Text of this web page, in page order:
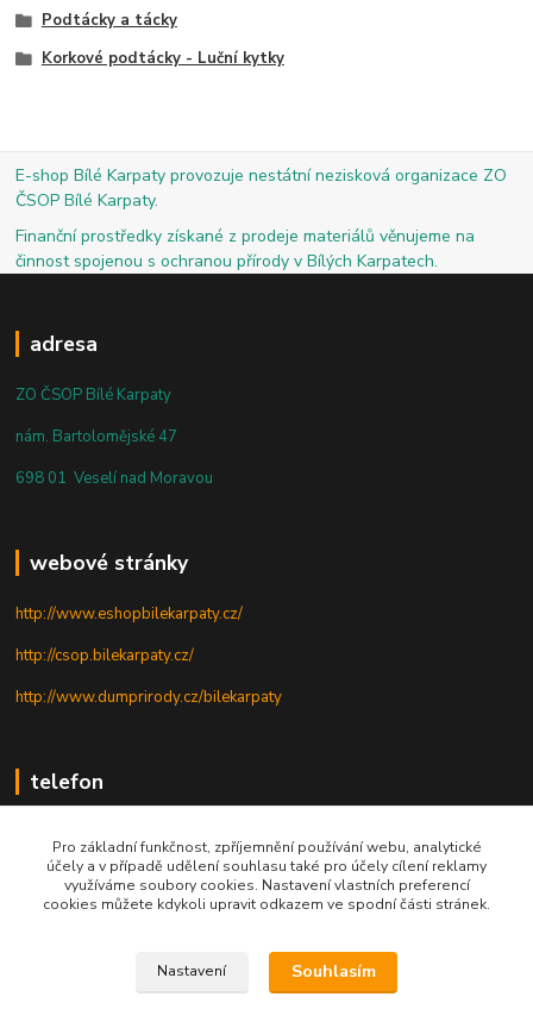
Podtácky a tácky
Korkové podtácky - Luční kytky
E-shop Bílé Karpaty provozuje nestátní nezisková organizace ZO
ČSOP Bílé Karpaty.
Finanční prostředky získané z prodeje materiálů věnujeme na
činnost spojenou s ochranou přírody v Bílých Karpatech.
adresa
ZO ČSOP Bílé Karpaty
nám. Bartolomějské 47
698 01 Veselí nad Moravou
webové stránky
http://www.eshopbilekarpaty.cz/
http://csop.bilekarpaty.cz/
http://www.dumprirody.cz/bilekarpaty
telefon
+420 727 880 789
PO - PÁ: 9 - 17
Pro základní funkčnost, zpříjemnění používání webu, analytické
účely a v případě udělení souhlasu také pro účely cílení reklamy
využíváme soubory cookies. Nastavení vlastních preferencí
cookies můžete kdykoli upravit odkazem ve spodní části stránek.
Nastavení Souhlasím